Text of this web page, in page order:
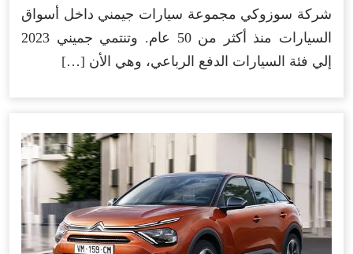
شركة سوزوكي مجموعة سيارات جيمني داخل أسواق
السيارات منذ أكثر من 50 عام. وتنتمي جميني 2023
إلي فئة السيارات الدفع الرباعي، وهي الأن […]